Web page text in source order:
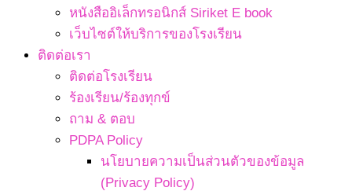
หนังสืออิเล็กทรอนิกส์ Siriket E book
เว็บไซต์ให้บริการของโรงเรียน
ติดต่อเรา
ติดต่อโรงเรียน
ร้องเรียน/ร้องทุกข์
ถาม & ตอบ
PDPA Policy
นโยบายความเป็นส่วนตัวของข้อมูล
(Privacy Policy)